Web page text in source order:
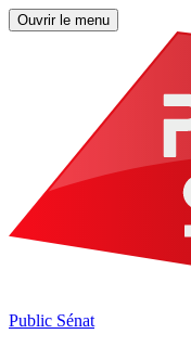
Ouvrir le menu
Public Sénat